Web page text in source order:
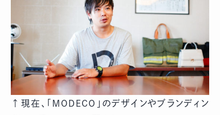
↑現在、「MODECO」のデザインやブランディン